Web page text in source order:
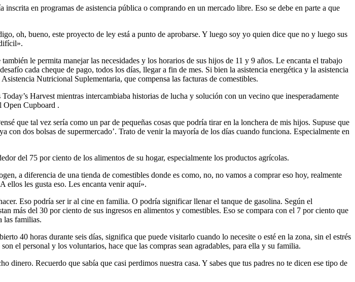
en programas de asistencia pública o comprando en un mercado libre. Eso se debe en parte a que
oh, bueno, este proyecto de ley está a punto de aprobarse. Y luego soy yo quien dice que no y luego sus
le permita manejar las necesidades y los horarios de sus hijos de 11 y 9 años. Le encanta el trabajo
cada cheque de pago, todos los días, llegar a fin de mes. Si bien la asistencia energética y la asistencia
Nutricional Suplementaria, que compensa las facturas de comestibles.
Harvest mientras intercambiaba historias de lucha y solución con un vecino que inesperadamente
Open Cupboard .
que tal vez sería como un par de pequeñas cosas que podría tirar en la lonchera de mis hijos. Supuse que
dos bolsas de supermercado’. Trato de venir la mayoría de los días cuando funciona. Especialmente en
del 75 por ciento de los alimentos de su hogar, especialmente los productos agrícolas.
a diferencia de una tienda de comestibles donde es como, no, no vamos a comprar eso hoy, realmente
ellos les gusta eso. Les encanta venir aquí».
Eso podría ser ir al cine en familia. O podría significar llenar el tanque de gasolina. Según el
más del 30 por ciento de sus ingresos en alimentos y comestibles. Eso se compara con el 7 por ciento que
las familias.
40 horas durante seis días, significa que puede visitarlo cuando lo necesite o esté en la zona, sin el estrés
el personal y los voluntarios, hace que las compras sean agradables, para ella y su familia.
Recuerdo que sabía que casi perdimos nuestra casa. Y sabes que tus padres no te dicen ese tipo de